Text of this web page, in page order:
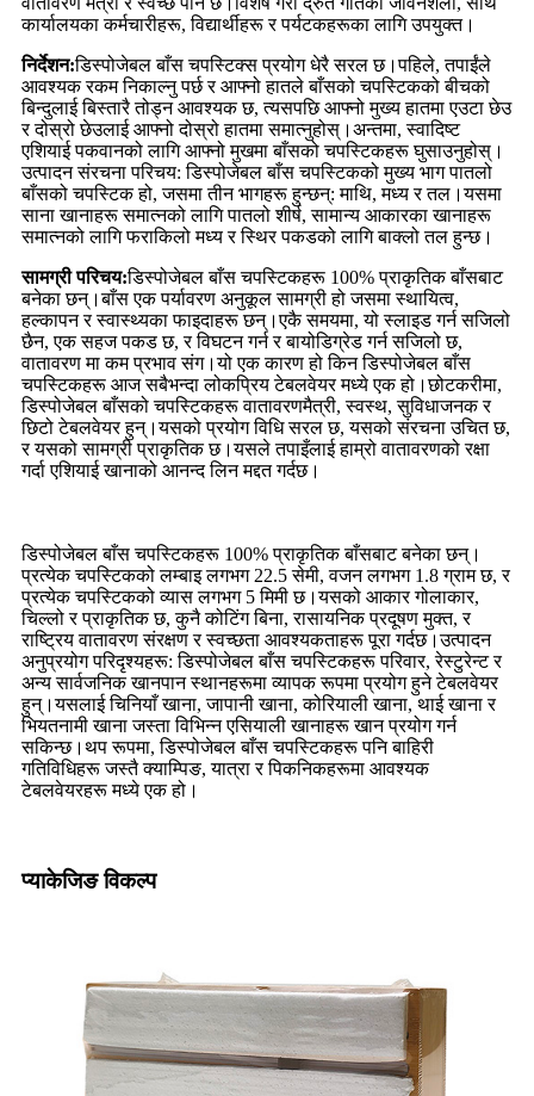
कार्यालयका कर्मचारीहरू, विद्यार्थीहरू र पर्यटकहरूका लागि उपयुक्त।
निर्देशन:डिस्पोजेबल बाँस चपस्टिक्स प्रयोग धेरै सरल छ।पहिले, तपाईंले
आवश्यक रकम निकाल्नु पर्छ र आफ्नो हातले बाँसको चपस्टिकको बीचको
बिन्दुलाई बिस्तारै तोड्न आवश्यक छ, त्यसपछि आफ्नो मुख्य हातमा एउटा छेउ
र दोस्रो छेउलाई आफ्नो दोस्रो हातमा समात्नुहोस्।अन्तमा, स्वादिष्ट
एशियाई पकवानको लागि आफ्नो मुखमा बाँसको चपस्टिकहरू घुसाउनुहोस्।
उत्पादन संरचना परिचय: डिस्पोजेबल बाँस चपस्टिकको मुख्य भाग पातलो
बाँसको चपस्टिक हो, जसमा तीन भागहरू हुन्छन्: माथि, मध्य र तल।यसमा
साना खानाहरू समात्नको लागि पातलो शीर्ष, सामान्य आकारका खानाहरू
समात्नको लागि फराकिलो मध्य र स्थिर पकडको लागि बाक्लो तल हुन्छ।
सामग्री परिचय:डिस्पोजेबल बाँस चपस्टिकहरू 100% प्राकृतिक बाँसबाट
बनेका छन्।बाँस एक पर्यावरण अनुकूल सामग्री हो जसमा स्थायित्व,
हल्कापन र स्वास्थ्यका फाइदाहरू छन्।एकै समयमा, यो स्लाइड गर्न सजिलो
छैन, एक सहज पकड छ, र विघटन गर्न र बायोडिग्रेड गर्न सजिलो छ,
वातावरण मा कम प्रभाव संग।यो एक कारण हो किन डिस्पोजेबल बाँस
चपस्टिकहरू आज सबैभन्दा लोकप्रिय टेबलवेयर मध्ये एक हो।छोटकरीमा,
डिस्पोजेबल बाँसको चपस्टिकहरू वातावरणमैत्री, स्वस्थ, सुविधाजनक र
छिटो टेबलवेयर हुन्।यसको प्रयोग विधि सरल छ, यसको संरचना उचित छ,
र यसको सामग्री प्राकृतिक छ।यसले तपाइँलाई हाम्रो वातावरणको रक्षा
गर्दा एशियाई खानाको आनन्द लिन मद्दत गर्दछ।
डिस्पोजेबल बाँस चपस्टिकहरू 100% प्राकृतिक बाँसबाट बनेका छन्।
प्रत्येक चपस्टिकको लम्बाइ लगभग 22.5 सेमी, वजन लगभग 1.8 ग्राम छ, र
प्रत्येक चपस्टिकको व्यास लगभग 5 मिमी छ।यसको आकार गोलाकार,
चिल्लो र प्राकृतिक छ, कुनै कोटिंग बिना, रासायनिक प्रदूषण मुक्त, र
राष्ट्रिय वातावरण संरक्षण र स्वच्छता आवश्यकताहरू पूरा गर्दछ।उत्पादन
अनुप्रयोग परिदृश्यहरू: डिस्पोजेबल बाँस चपस्टिकहरू परिवार, रेस्टुरेन्ट र
अन्य सार्वजनिक खानपान स्थानहरूमा व्यापक रूपमा प्रयोग हुने टेबलवेयर
हुन्।यसलाई चिनियाँ खाना, जापानी खाना, कोरियाली खाना, थाई खाना र
भियतनामी खाना जस्ता विभिन्न एसियाली खानाहरू खान प्रयोग गर्न
सकिन्छ।थप रूपमा, डिस्पोजेबल बाँस चपस्टिकहरू पनि बाहिरी
गतिविधिहरू जस्तै क्याम्पिङ, यात्रा र पिकनिकहरूमा आवश्यक
टेबलवेयरहरू मध्ये एक हो।
प्याकेजिङ विकल्प